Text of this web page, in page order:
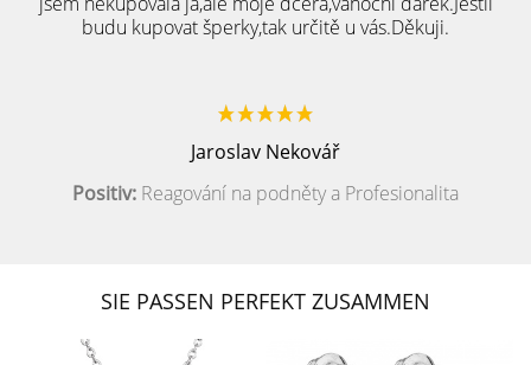
budu kupovat šperky,tak určitě u vás.Děkuji.
Jaroslav Nekovář
Positiv: Reagování na podněty a Profesionalita
SIE PASSEN PERFEKT ZUSAMMEN